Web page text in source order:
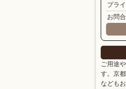
プラ
お問
ご用途
す。京
なども